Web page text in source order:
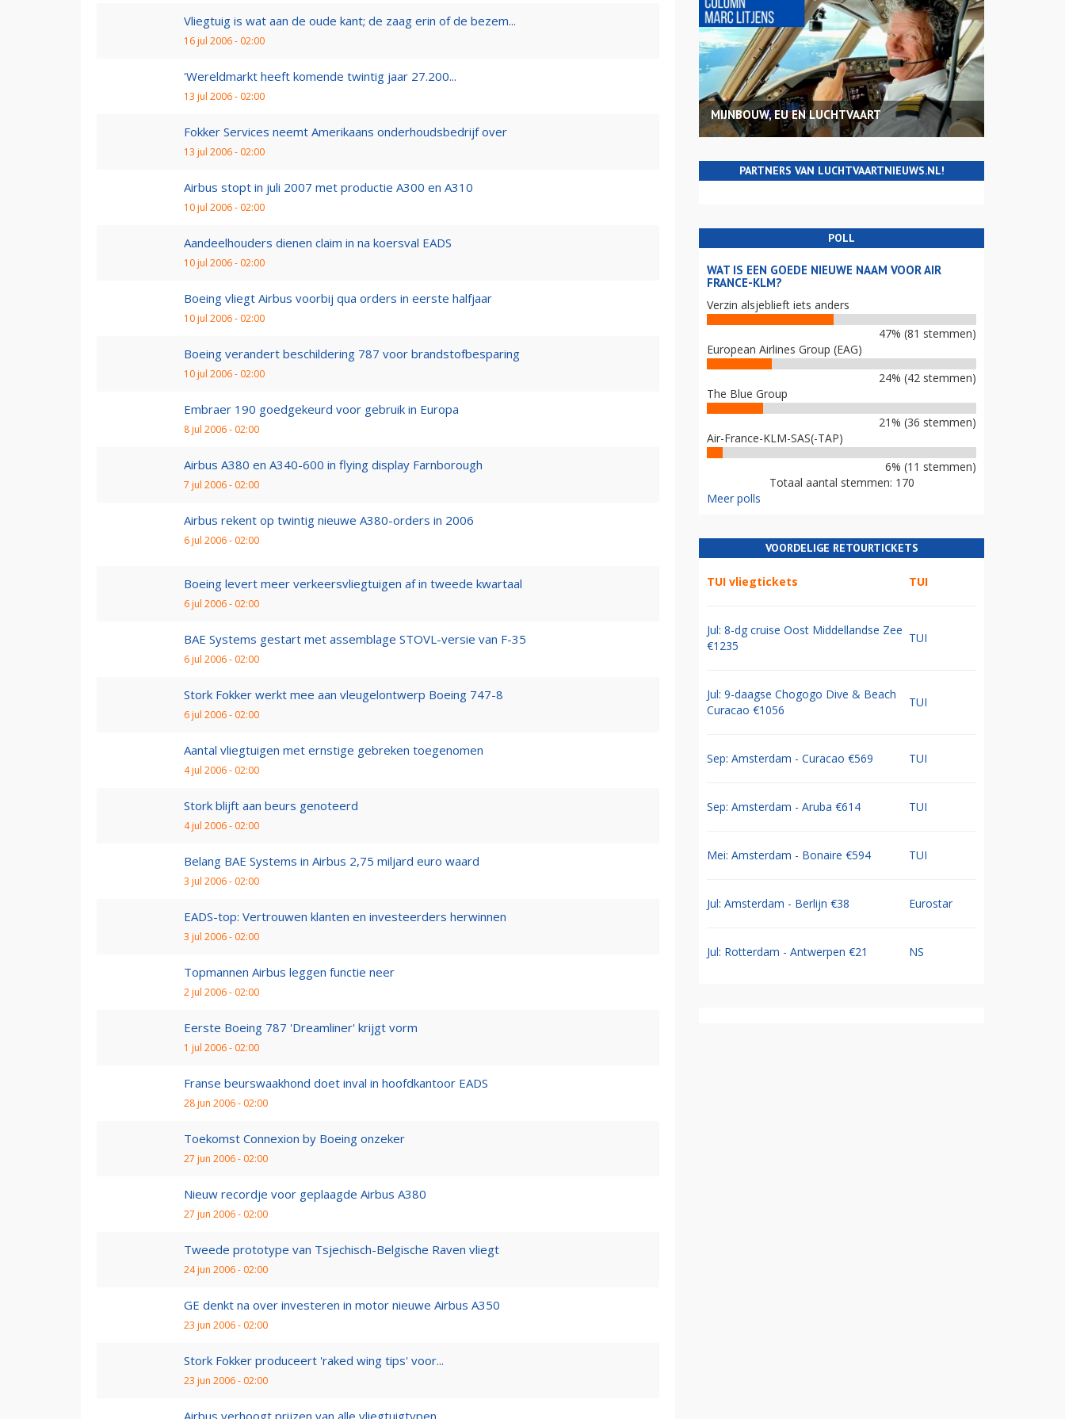
Vliegtuig is wat aan de oude kant; de zaag erin of de bezem...
16 jul 2006 - 02:00
'Wereldmarkt heeft komende twintig jaar 27.200...
13 jul 2006 - 02:00
Fokker Services neemt Amerikaans onderhoudsbedrijf over
13 jul 2006 - 02:00
Airbus stopt in juli 2007 met productie A300 en A310
10 jul 2006 - 02:00
Aandeelhouders dienen claim in na koersval EADS
10 jul 2006 - 02:00
Boeing vliegt Airbus voorbij qua orders in eerste halfjaar
10 jul 2006 - 02:00
Boeing verandert beschildering 787 voor brandstofbesparing
10 jul 2006 - 02:00
Embraer 190 goedgekeurd voor gebruik in Europa
8 jul 2006 - 02:00
Airbus A380 en A340-600 in flying display Farnborough
7 jul 2006 - 02:00
Airbus rekent op twintig nieuwe A380-orders in 2006
6 jul 2006 - 02:00
Boeing levert meer verkeersvliegtuigen af in tweede kwartaal
6 jul 2006 - 02:00
BAE Systems gestart met assemblage STOVL-versie van F-35
6 jul 2006 - 02:00
Stork Fokker werkt mee aan vleugelontwerp Boeing 747-8
6 jul 2006 - 02:00
Aantal vliegtuigen met ernstige gebreken toegenomen
4 jul 2006 - 02:00
Stork blijft aan beurs genoteerd
4 jul 2006 - 02:00
Belang BAE Systems in Airbus 2,75 miljard euro waard
3 jul 2006 - 02:00
EADS-top: Vertrouwen klanten en investeerders herwinnen
3 jul 2006 - 02:00
Topmannen Airbus leggen functie neer
2 jul 2006 - 02:00
Eerste Boeing 787 'Dreamliner' krijgt vorm
1 jul 2006 - 02:00
Franse beurswaakhond doet inval in hoofdkantoor EADS
28 jun 2006 - 02:00
Toekomst Connexion by Boeing onzeker
27 jun 2006 - 02:00
Nieuw recordje voor geplaagde Airbus A380
27 jun 2006 - 02:00
Tweede prototype van Tsjechisch-Belgische Raven vliegt
24 jun 2006 - 02:00
GE denkt na over investeren in motor nieuwe Airbus A350
23 jun 2006 - 02:00
Stork Fokker produceert 'raked wing tips' voor...
23 jun 2006 - 02:00
Airbus verhoogt prijzen van alle vliegtuigtypen
MIJNBOUW, EU EN LUCHTVAART
PARTNERS VAN LUCHTVAARTNIEUWS.NL!
POLL
WAT IS EEN GOEDE NIEUWE NAAM VOOR AIR
FRANCE-KLM?
Verzin alsjeblieft iets anders
47% (81 stemmen)
European Airlines Group (EAG)
24% (42 stemmen)
The Blue Group
21% (36 stemmen)
Air-France-KLM-SAS(-TAP)
6% (11 stemmen)
Totaal aantal stemmen: 170
Meer polls
VOORDELIGE RETOURTICKETS
TUI vliegtickets TUI
Jul: 8-dg cruise Oost Middellandse Zee
€1235
TUI
Jul: 9-daagse Chogogo Dive & Beach
Curacao €1056
TUI
Sep: Amsterdam - Curacao €569 TUI
Sep: Amsterdam - Aruba €614 TUI
Mei: Amsterdam - Bonaire €594 TUI
Jul: Amsterdam - Berlijn €38 Eurostar
Jul: Rotterdam - Antwerpen €21 NS